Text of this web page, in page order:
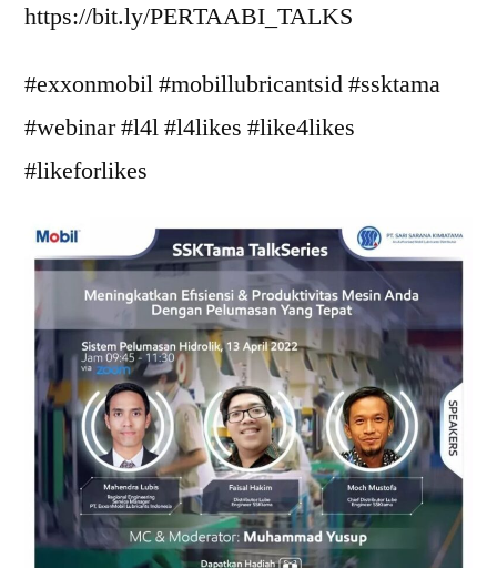
https://bit.ly/PERTAABI_TALKS
#exxonmobil #mobillubricantsid #ssktama
#webinar #l4l #l4likes #like4likes
#likeforlikes